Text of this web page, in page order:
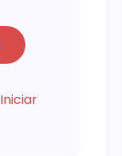
Iniciar